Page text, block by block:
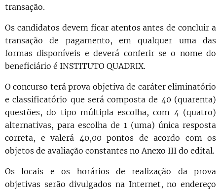
transação.
Os candidatos devem ficar atentos antes de concluir a
transação de pagamento, em qualquer uma das
formas disponíveis e deverá conferir se o nome do
beneficiário é INSTITUTO QUADRIX.
O concurso terá prova objetiva de caráter eliminatório
e classificatório que será composta de 40 (quarenta)
questões, do tipo múltipla escolha, com 4 (quatro)
alternativas, para escolha de 1 (uma) única resposta
correta, e valerá 40,00 pontos de acordo com os
objetos de avaliação constantes no Anexo III do edital.
Os locais e os horários de realização da prova
objetivas serão divulgados na Internet, no endereço